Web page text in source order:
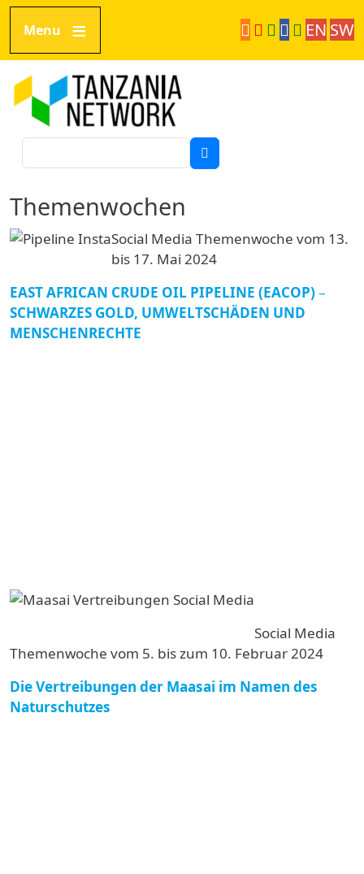
Direkt zum Inhalt
Menu
EN SW
Themenwochen
Image
Social Media Themenwoche vom 13.
bis 17. Mai 2024
EAST AFRICAN CRUDE OIL PIPELINE (EACOP)–
SCHWARZES GOLD, UMWELTSCHÄDEN UND
MENSCHENRECHTE
Image
Social Media
Themenwoche vom 5. bis zum 10. Februar 2024
Die Vertreibungen der Maasai im Namen des
Naturschutzes